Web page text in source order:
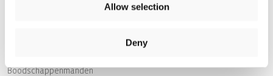
Allow selection
Deny
Boodschappenmanden